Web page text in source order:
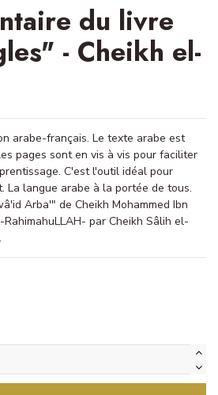
du livre
- Cheikh el-
arabe-français. Le texte arabe est
pages sont en vis à vis pour faciliter
C'est l'outil idéal pour
La langue arabe à la portée de tous.
Arba'" de Cheikh Mohammed Ibn
par Cheikh Sâlih el-